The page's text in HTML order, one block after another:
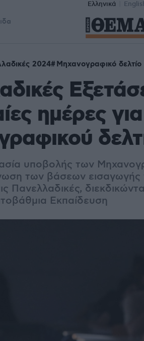
Ελληνικά
2024 Μηχανογραφικό δελτίο
ημέρες
υποβολής των
των βάσεων
Πανελλαδικές,
Εκπαίδευση